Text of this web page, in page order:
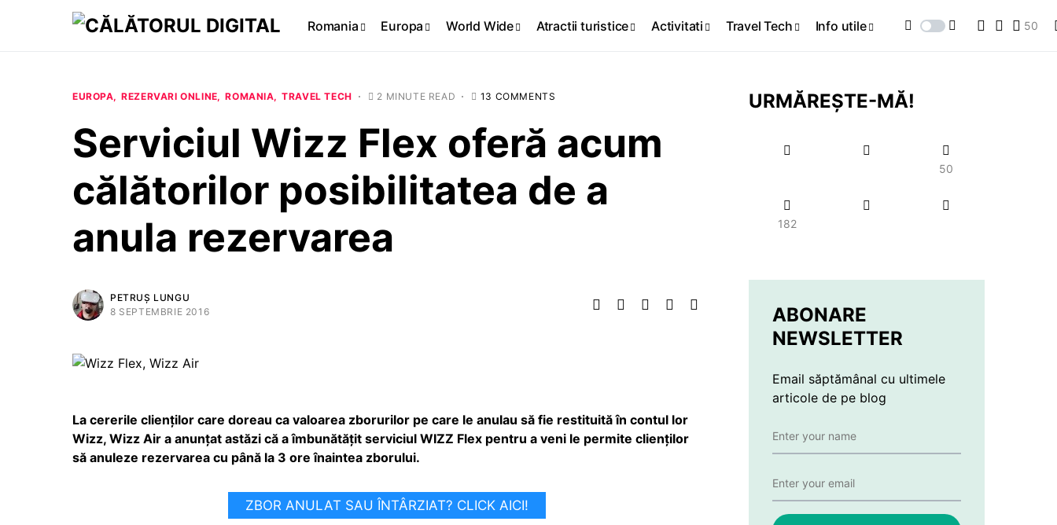
Romania Europa World Wide Atractii turistice Activitati Travel Tech Info utile 50
EUROPA REZERVARI ONLINE ROMANIA TRAVEL TECH 2 MINUTE READ 13 COMMENTS
Serviciul Wizz Flex oferă acum
călătorilor posibilitatea de a
anula rezervarea
PETRUȘ LUNGU
8 SEPTEMBRIE 2016
La cererile clienților care doreau ca valoarea zborurilor pe care le anulau să fie restituită în contul lor
Wizz, Wizz Air a anunțat astăzi că a îmbunătăţit serviciul WIZZ Flex pentru a veni le permite clienţilor
să anuleze rezervarea cu până la 3 ore înaintea zborului.
ZBOR ANULAT SAU ÎNTÂRZIAT? CLICK AICI!
URMĂREȘTE-MĂ!
50
182
ABONARE
NEWSLETTER
Email săptămânal cu ultimele
articole de pe blog